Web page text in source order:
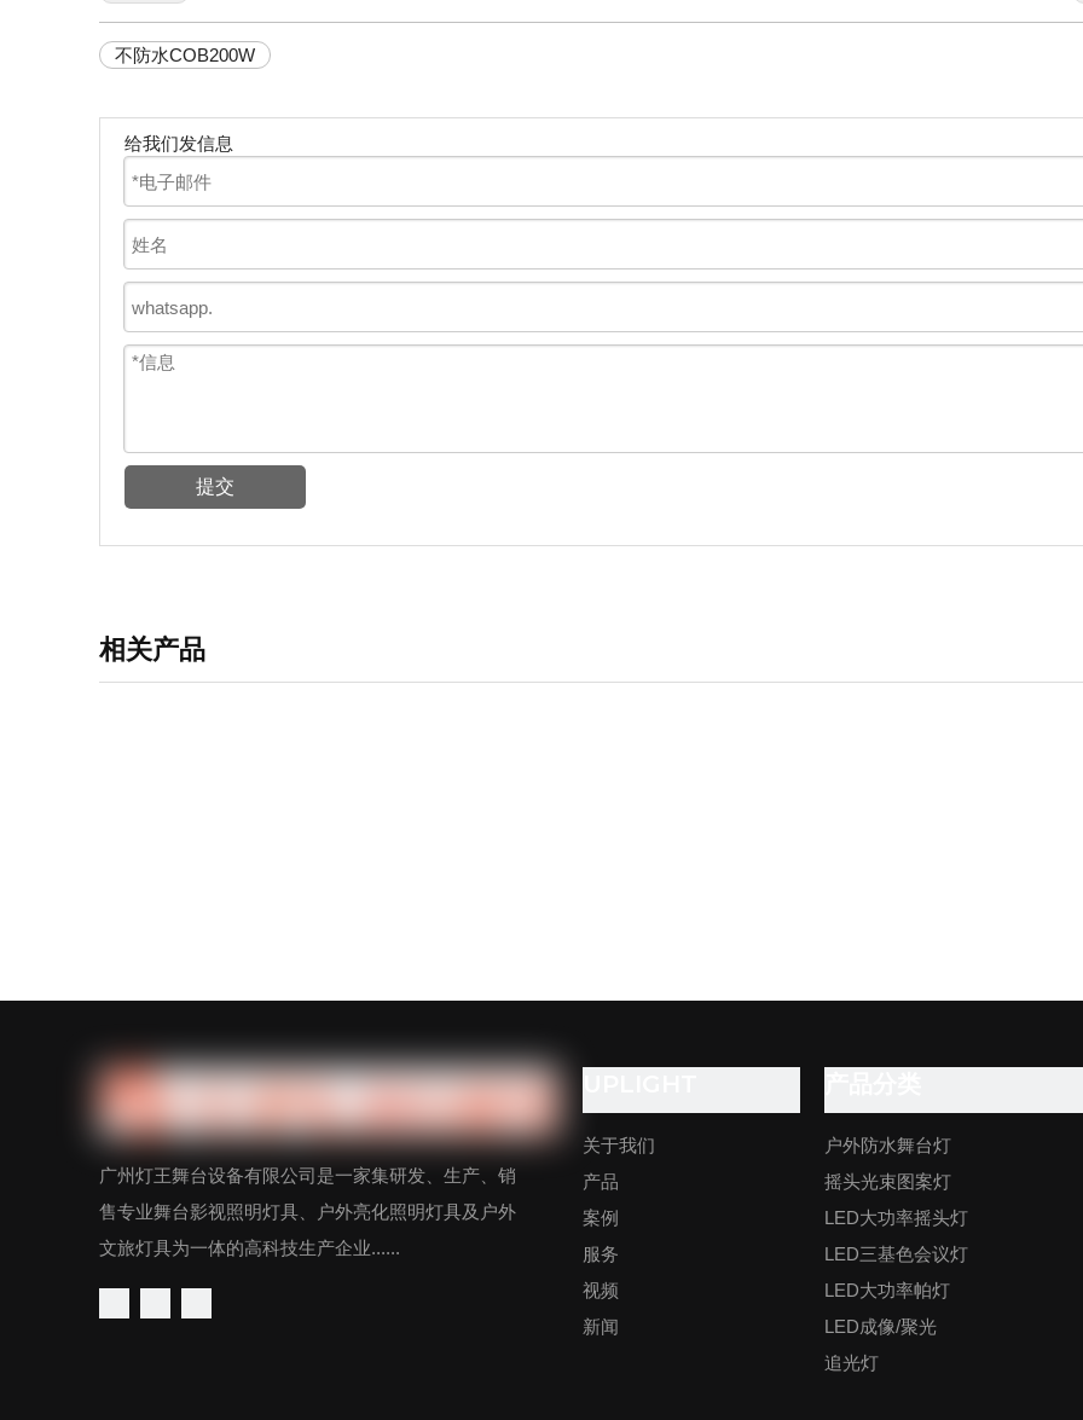
不防水COB200W
给我们发信息
提交
相关产品
广州灯王舞台设备有限公司是一家集研发、生产、销
售专业舞台影视照明灯具、户外亮化照明灯具及户外
文旅灯具为一体的高科技生产企业......
关于我们
产品
案例
服务
视频
新闻
户外防水舞台灯
摇头光束图案灯
LED大功率摇头灯
LED三基色会议灯
LED大功率帕灯
LED成像/聚光
追光灯